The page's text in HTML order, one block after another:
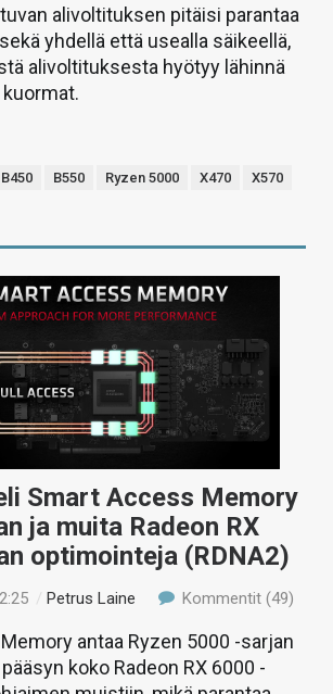
alivoltituksen pitäisi parantaa
yhdellä että usealla säikeellä,
alivoltituksesta hyötyy lähinnä
B450 B550 Ryzen 5000 X470
X570
Smart Access Memory
ja muita Radeon RX
optimointeja (RDNA2)
/Petrus Laine Kommentit (49)
antaa Ryzen 5000 -sarjan
koko Radeon RX 6000 -